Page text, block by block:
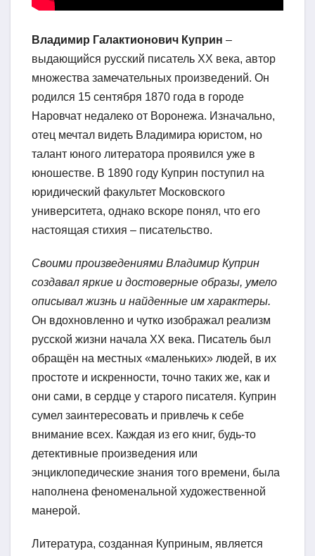
Владимир Галактионович Куприн –
выдающийся русский писатель XX века, автор
множества замечательных произведений. Он
родился 15 сентября 1870 года в городе
Наровчат недалеко от Воронежа. Изначально,
отец мечтал видеть Владимира юристом, но
талант юного литератора проявился уже в
юношестве. В 1890 году Куприн поступил на
юридический факультет Московского
университета, однако вскоре понял, что его
настоящая стихия – писательство.
Своими произведениями Владимир Куприн
создавал яркие и достоверные образы, умело
описывал жизнь и найденные им характеры.
Он вдохновленно и чутко изображал реализм
русской жизни начала XX века. Писатель был
обращён на местных «маленьких» людей, в их
простоте и искренности, точно таких же, как и
они сами, в сердце у старого писателя. Куприн
сумел заинтересовать и привлечь к себе
внимание всех. Каждая из его книг, будь-то
детективные произведения или
энциклопедические знания того времени, была
наполнена феноменальной художественной
манерой.
Литература, созданная Куприным, является